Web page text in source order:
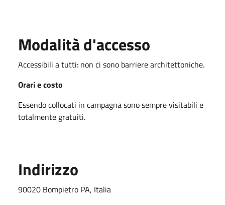
Modalità d'accesso
Accessibili a tutti: non ci sono barriere architettoniche.
Orari e costo
Essendo collocati in campagna sono sempre visitabili e
totalmente gratuiti.
Indirizzo
90020 Bompietro PA, Italia